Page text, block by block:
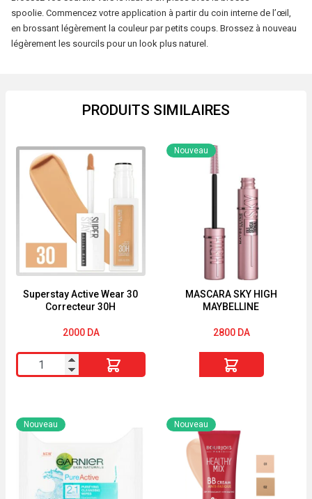
ASH
Blond
Age
spoolie. Commencez votre application à partir du coin interne de l’œil,
en brossant légèrement la couleur par petits coups. Brossez à nouveau
légèrement les sourcils pour un look plus naturel.
PRODUITS SIMILAIRES
Superstay Active Wear 30
Correcteur 30H
2000 DA
quantité
de
Active
Wear
Correcteur
MASCARA SKY HIGH
MAYBELLINE
Nouveau
2800 DA
SKY
HIGH
MAYBELLINE
Nouveau Nouveau